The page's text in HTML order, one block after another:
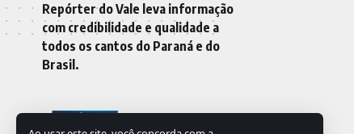
Repórter do Vale leva informação
com credibilidade e qualidade a
todos os cantos do Paraná e do
Brasil.